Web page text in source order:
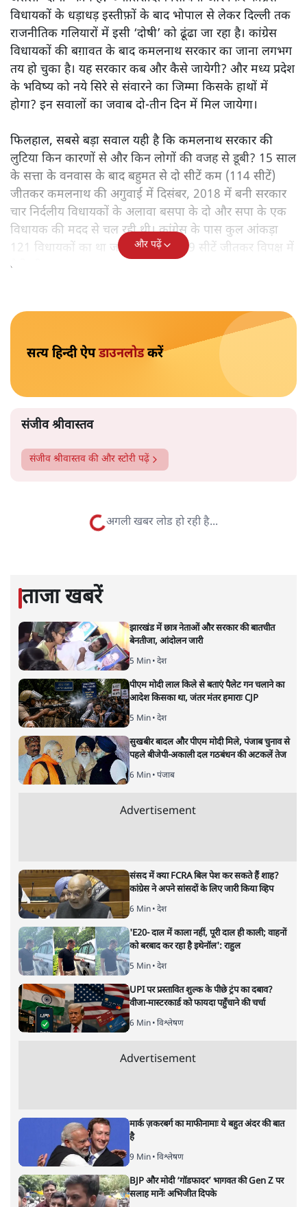
विधायकों के धड़ाधड़ इस्तीफ़ों के बाद भोपाल से लेकर दिल्ली तक
राजनीतिक गलियारों में इसी ‘दोषी’ को ढूंढा जा रहा है। कांग्रेस
विधायकों की बग़ावत के बाद कमलनाथ सरकार का जाना लगभग
तय हो चुका है। यह सरकार कब और कैसे जायेगी? और मध्य प्रदेश
के भविष्य को नये सिरे से संवारने का जिम्मा किसके हाथों में
होगा? इन सवालों का जवाब दो-तीन दिन में मिल जायेगा।
फिलहाल, सबसे बड़ा सवाल यही है कि कमलनाथ सरकार की
लुटिया किन कारणों से और किन लोगों की वजह से डूबी? 15 साल
के सत्ता के वनवास के बाद बहुमत से दो सीटें कम (114 सीटें)
जीतकर कमलनाथ की अगुवाई में दिसंबर, 2018 में बनी सरकार
चार निर्दलीय विधायकों के अलावा बसपा के दो और सपा के एक
विधायक की मदद से चल रही थी। कांग्रेस के पास कुल आंकड़ा
121 विधायकों का था जबकि बीजेपी 109 सीटें जीतकर विपक्ष में
बैठी थी।
और पढ़ें
सत्य हिन्दी ऐपडाउनलोडकरें
संजीव श्रीवास्तव
संजीव श्रीवास्तव की और स्टोरी पढ़ें
ताजा खबरें
बेनतीजा, आंदोलन जारी
5 Min•देश
आदेश किसका था, जंतर मंतर हमाराः CJP
5 Min•देश
पहले बीजेपी-अकाली दल गठबंधन की अटकलें तेज
कांग्रेस ने अपने सांसदों के लिए जारी किया व्हिप
6 Min •देश
'E20- दाल में काला नहीं, पूरी दाल ही काली; वाहनों
को बरबाद कर रहा है इथेनॉल': राहुल
5 Min•देश
UPI पर प्रस्तावित शुल्क के पीछे ट्रंप का दबाव?
वीजा-मास्टरकार्ड को फायदा पहुँचाने की चर्चा
है
9 Min•विश्लेषण